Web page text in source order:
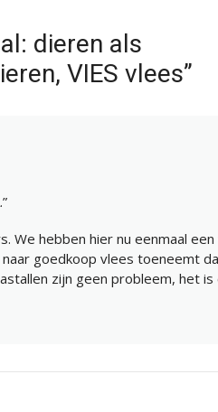
dieren als
VIES vlees”
We hebben hier nu eenmaal
goedkoop vlees toeneemt
zijn geen probleem, het is